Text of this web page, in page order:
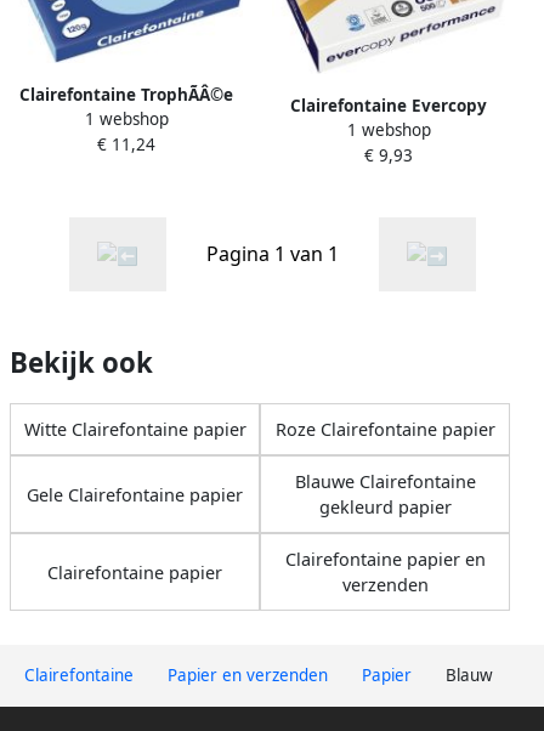
Clairefontaine Papier en verzenden Papier Blauw
Clairefontaine TrophÃÂ©e
Pastel gekleurd papier A3
120 g 250 vel blauw
1 webshop
€ 11,24
Clairefontaine Evercopy
kopieerpapier Performance
ft A4 80 g pak van 500 vel
1 webshop
€ 9,93
Pagina 1 van 1
Bekijk ook
Witte Clairefontaine papier Roze Clairefontaine papier
Gele Clairefontaine papier
Blauwe Clairefontaine
gekleurd papier
Clairefontaine papier
Clairefontaine papier en
verzenden